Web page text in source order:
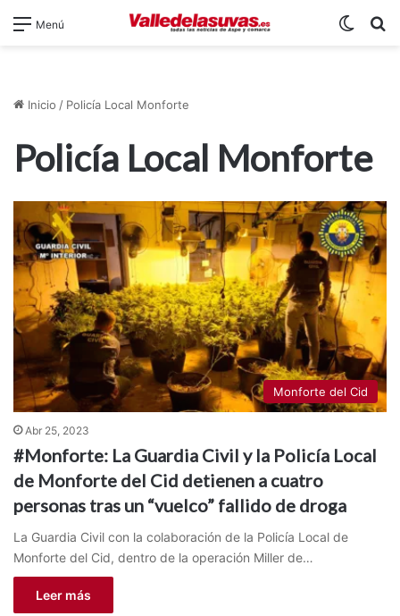
Menú
Inicio / Policía Local Monforte
Policía Local Monforte
Monforte del Cid
Abr 25, 2023
#Monforte: La Guardia Civil y la Policía Local
de Monforte del Cid detienen a cuatro
personas tras un “vuelco” fallido de droga
La Guardia Civil con la colaboración de la Policía Local de
Monforte del Cid, dentro de la operación Miller de…
Leer más